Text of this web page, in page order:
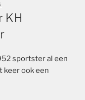
KH
sportster al een
keer ook een